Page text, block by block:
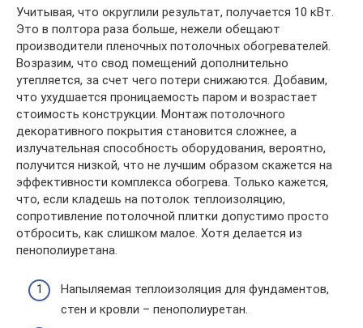
Учитывая, что округлили результат, получается 10 кВт.
Это в полтора раза больше, нежели обещают
производители пленочных потолочных обогревателей.
Возразим, что свод помещений дополнительно
утепляется, за счет чего потери снижаются. Добавим,
что ухудшается проницаемость паром и возрастает
стоимость конструкции. Монтаж потолочного
декоративного покрытия становится сложнее, а
излучательная способность оборудования, вероятно,
получится низкой, что не лучшим образом скажется на
эффективности комплекса обогрева. Только кажется,
что, если кладешь на потолок теплоизоляцию,
сопротивление потолочной плитки допустимо просто
отбросить, как слишком малое. Хотя делается из
пенополиуретана.
Напыляемая теплоизоляция для фундаментов,
стен и кровли – пенополиуретан.